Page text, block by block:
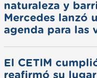
naturaleza y
Mercedes lanzó
agenda para las
El CETIM
reafirmó su